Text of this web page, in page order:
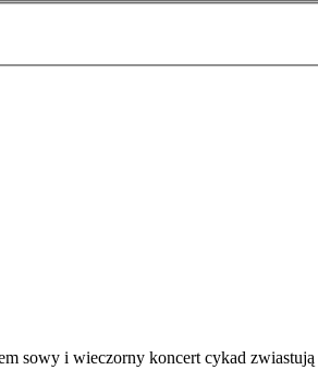
sowy i wieczorny koncert cykad